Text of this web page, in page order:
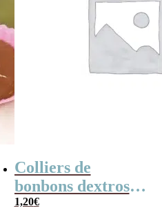
Colliers de
bonbons dextrose
x2
1,20€